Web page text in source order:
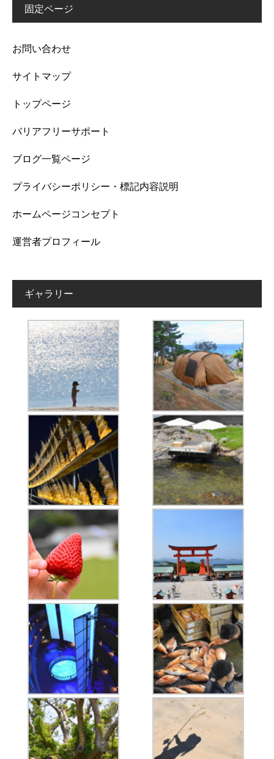
固定ページ
お問い合わせ
サイトマップ
トップページ
バリアフリーサポート
ブログ一覧ページ
プライバシーポリシー・標記内容説明
ホームページコンセプト
運営者プロフィール
ギャラリー